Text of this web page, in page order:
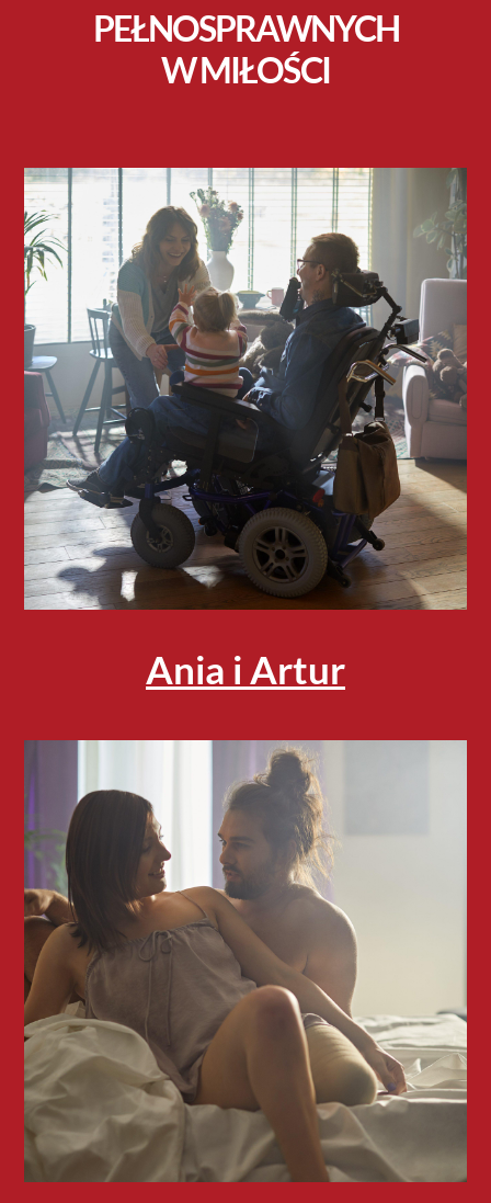
PEŁNOSPRAWNYCH
W MIŁOŚCI
Ania i Artur